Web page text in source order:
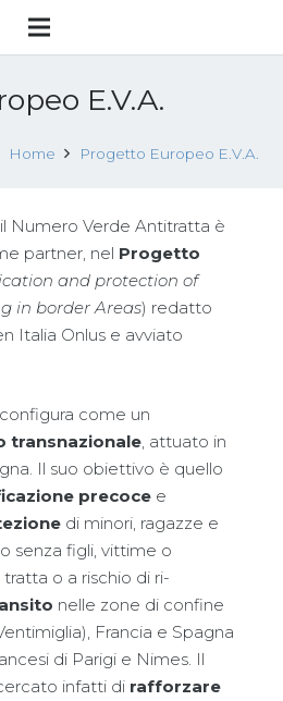
E.V.A.
Home Progetto Europeo E.V.A.
Numero Verde Antitratta è
partner, nel Progetto
and protection of
in border Areas) redatto
Italia Onlus e avviato
come un
transnazionale , attuato in
Il suo obiettivo è quello
precoce e
di minori, ragazze e
senza figli, vittime o
o a rischio di ri-
nelle zone di confine
Francia e Spagna
di Parigi e Nimes. Il
infatti di rafforzare